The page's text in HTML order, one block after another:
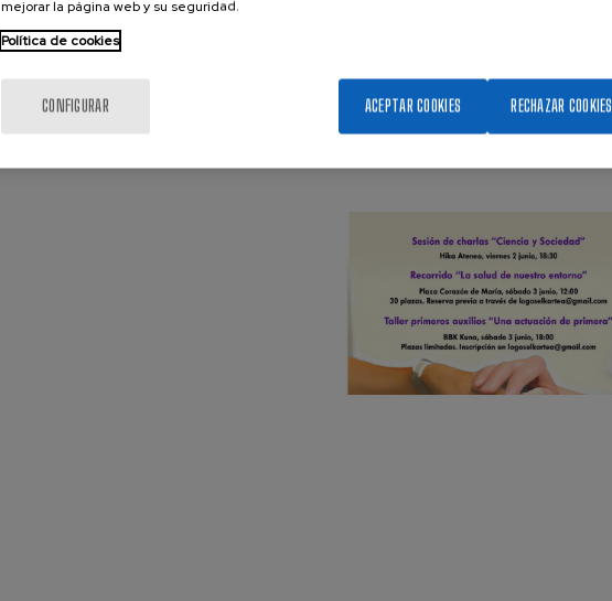
mejorar la página web y su seguridad.
Política de cookies
CONFIGURAR RECHAZAR COOKIES
ACEPTAR COOKIES